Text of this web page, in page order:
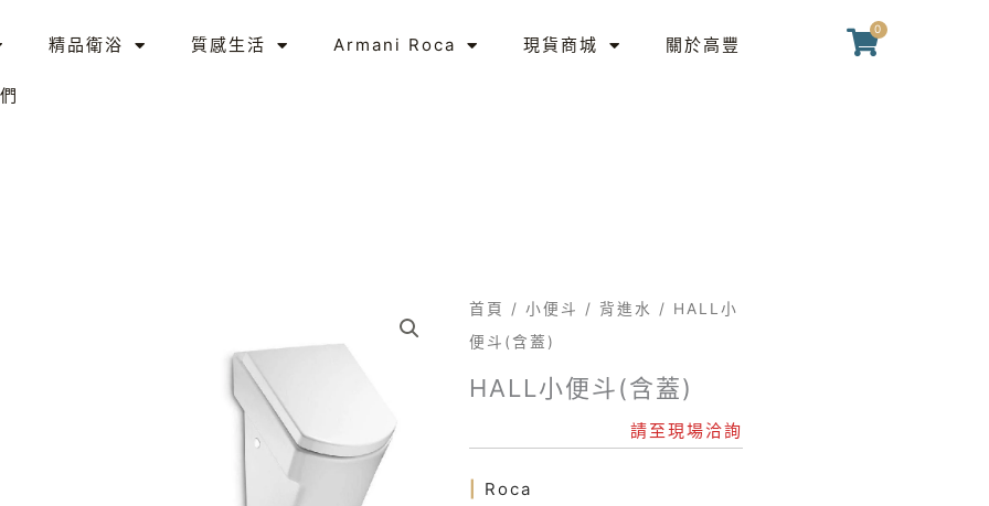
精品衛浴 質感生活 Armani Roca 現貨商城 關於高豐
0
購
首頁 /小便斗 / 背進水
/ HALL小
便斗(含蓋)
HALL小便斗(含蓋)
請至現場洽詢
Roca